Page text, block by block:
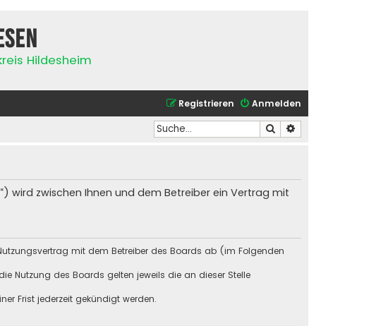
Hildesheim
Anmelden
Registrieren
Suche
wird zwischen Ihnen und dem Betreiber ein Vertrag mit
mit dem Betreiber des Boards ab (im Folgenden
Nutzung des Boards gelten jeweils die an dieser Stelle
Frist jederzeit gekündigt werden.